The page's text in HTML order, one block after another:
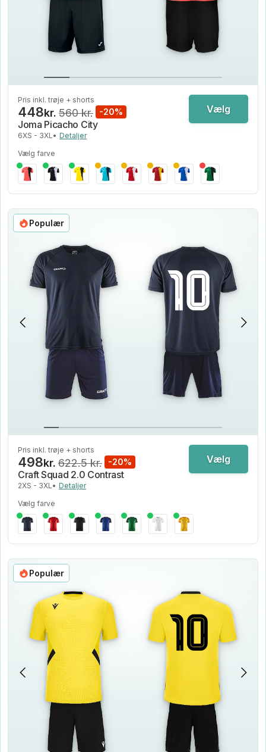
Pris inkl. trøje + shorts
448kr. 560 kr. -20%
Joma Picacho City
6XS - 3XL• Detaljer
Vælg
Vælg farve
Populær
Pris inkl. trøje + shorts
498kr. 622.5 kr. -20%
Craft Squad 2.0 Contrast
2XS - 3XL• Detaljer
Vælg
Vælg farve
Populær